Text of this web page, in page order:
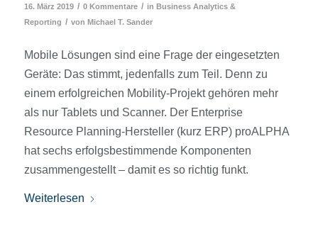
16. März 2019 / 0 Kommentare / in Business Analytics &
Reporting / von Michael T. Sander
Mobile Lösungen sind eine Frage der eingesetzten
Geräte: Das stimmt, jedenfalls zum Teil. Denn zu
einem erfolgreichen Mobility-Projekt gehören mehr
als nur Tablets und Scanner. Der Enterprise
Resource Planning-Hersteller (kurz ERP) proALPHA
hat sechs erfolgsbestimmende Komponenten
zusammengestellt – damit es so richtig funkt.
Weiterlesen